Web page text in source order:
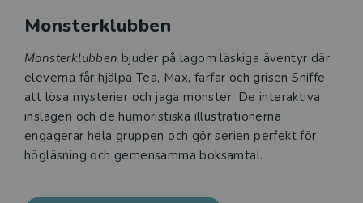
Monsterklubben
Monsterklubben bjuder på lagom läskiga äventyr där
eleverna får hjälpa Tea, Max, farfar och grisen Sniffe
att lösa mysterier och jaga monster. De interaktiva
inslagen och de humoristiska illustrationerna
engagerar hela gruppen och gör serien perfekt för
högläsning och gemensamma boksamtal.